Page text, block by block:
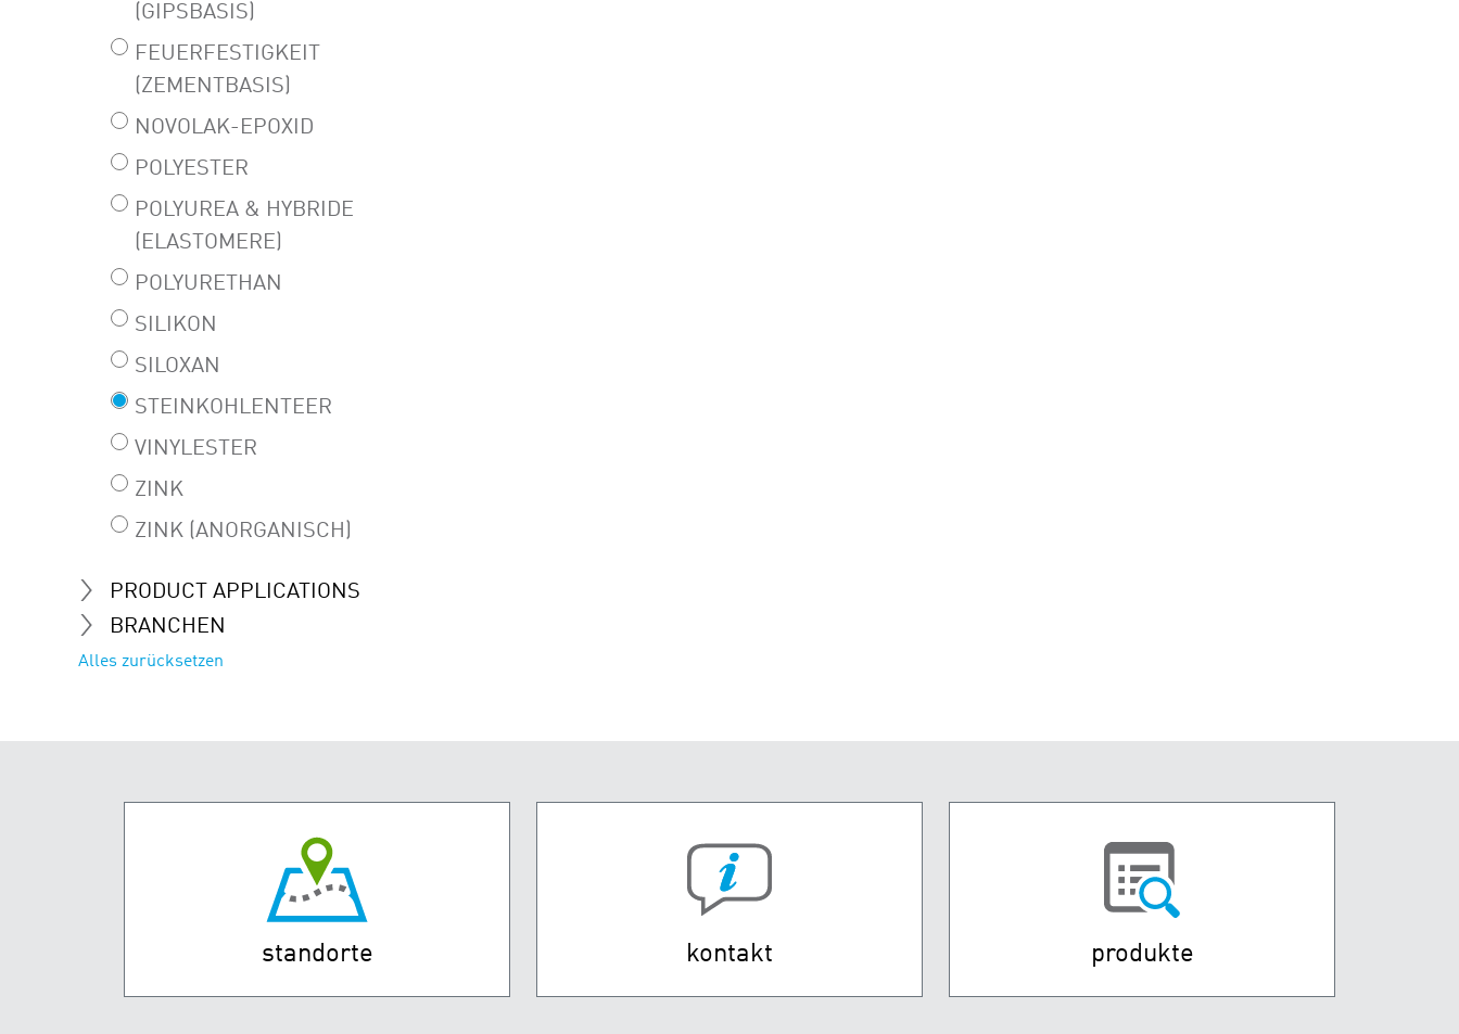
(GIPSBASIS)
FEUERFESTIGKEIT
(ZEMENTBASIS)
NOVOLAK-EPOXID
POLYESTER
POLYUREA & HYBRIDE
(ELASTOMERE)
POLYURETHAN
SILIKON
SILOXAN
STEINKOHLENTEER
VINYLESTER
ZINK
ZINK (ANORGANISCH)
PRODUCT APPLICATIONS
BRANCHEN
Alles zurücksetzen
standorte kontakt produkte